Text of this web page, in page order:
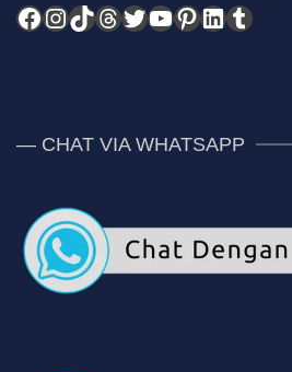
Facebook
Instagram
TikTok
Threads
Twitter
YouTube
Pinterest
LinkedIn
Tumblr
— CHAT VIA WHATSAPP